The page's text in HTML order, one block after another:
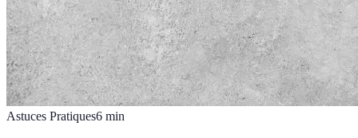
Astuces Pratiques6 min